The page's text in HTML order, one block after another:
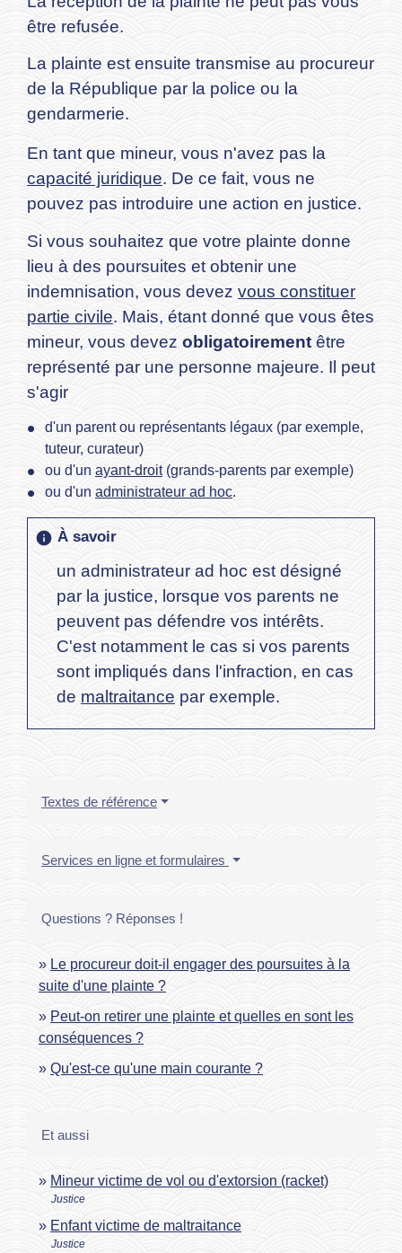
être refusée.
La plainte est ensuite transmise au procureur
de la République par la police ou la
gendarmerie.
En tant que mineur, vous n'avez pas la
capacité juridique. De ce fait, vous ne
pouvez pas introduire une action en justice.
Si vous souhaitez que votre plainte donne
lieu à des poursuites et obtenir une
indemnisation, vous devez vous constituer
partie civile. Mais, étant donné que vous êtes
mineur, vous devez obligatoirement être
représenté par une personne majeure. Il peut
s'agir
d'un parent ou représentants légaux (par exemple,
tuteur, curateur)
ou d'un ayant-droit(grands-parents par exemple)
ou d'un administrateur ad hoc.
info À savoir
un administrateur ad hoc est désigné
par la justice, lorsque vos parents ne
peuvent pas défendre vos intérêts.
C'est notamment le cas si vos parents
sont impliqués dans l'infraction, en cas
de maltraitance par exemple.
Textes de référence
Services en ligne et formulaires
Questions ? Réponses !
Le procureur doit-il engager des poursuites à la
suite d'une plainte ?
Peut-on retirer une plainte et quelles en sont les
conséquences ?
Qu'est-ce qu'une main courante ?
Et aussi
Mineur victime de vol ou d'extorsion (racket)
Justice
Enfant victime de maltraitance
Justice